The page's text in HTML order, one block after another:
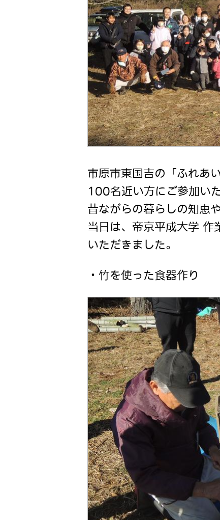
市原市東国吉の「ふれあ
100名近い方にご参加い
昔ながらの暮らしの知恵
当日は、帝京平成大学 作
いただきました。
・竹を使った食器作り